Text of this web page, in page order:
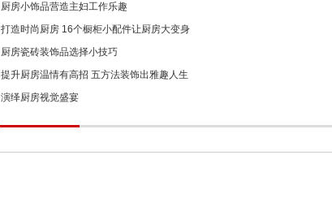
厨房小饰品营造主妇工作乐趣
打造时尚厨房 16个橱柜小配件让厨房大变身
厨房瓷砖装饰品选择小技巧
提升厨房温情有高招 五方法装饰出雅趣人生
演绎厨房视觉盛宴